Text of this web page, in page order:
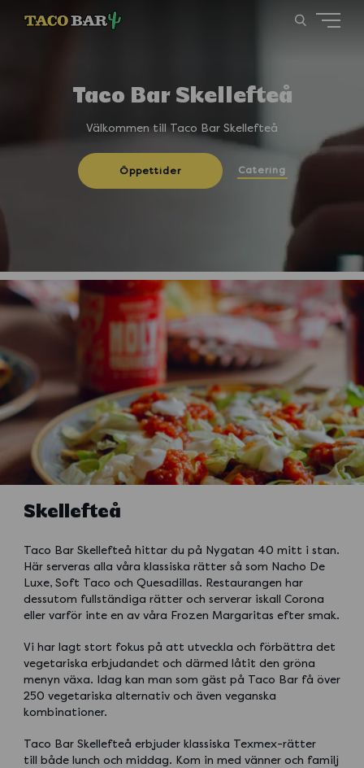
Taco Bar Skellefteå
Välkommen till Taco Bar Skellefteå
Öppettider Catering
Skellefteå
Taco Bar Skellefteå hittar du på Nygatan 40 mitt i stan.
Här serveras alla våra klassiska rätter så som Nacho De
Luxe, Soft Taco och Quesadillas. Restaurangen har
dessutom fullständiga rätter och serverar iskall Corona
eller varför inte en av våra Frozen Margaritas efter smak.
Vi har lagt stort fokus på att utveckla och förbättra det
vegetariska erbjudandet och därmed låtit den gröna
menyn växa. Idag kan man som gäst på Taco Bar få över
250 vegetariska alternativ och även veganska
kombinationer.
Taco Bar Skellefteå erbjuder klassiska Texmex-rätter
till både lunch och middag. Kom in med vänner och familj